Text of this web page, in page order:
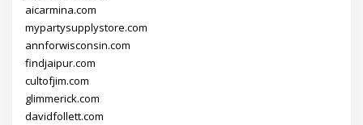
aicarmina.com
mypartysupplystore.com
annforwisconsin.com
findjaipur.com
cultofjim.com
glimmerick.com
davidfollett.com